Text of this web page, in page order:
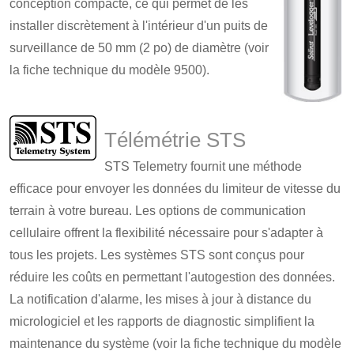
conception compacte, ce qui permet de les
installer discrètement à l'intérieur d'un puits de
surveillance de 50 mm (2 po) de diamètre (voir
la fiche technique du modèle 9500).
Télémétrie STS
STS Telemetry fournit une méthode
efficace pour envoyer les données du limiteur de vitesse du
terrain à votre bureau. Les options de communication
cellulaire offrent la flexibilité nécessaire pour s'adapter à
tous les projets. Les systèmes STS sont conçus pour
réduire les coûts en permettant l'autogestion des données.
La notification d'alarme, les mises à jour à distance du
micrologiciel et les rapports de diagnostic simplifient la
maintenance du système (voir la fiche technique du modèle